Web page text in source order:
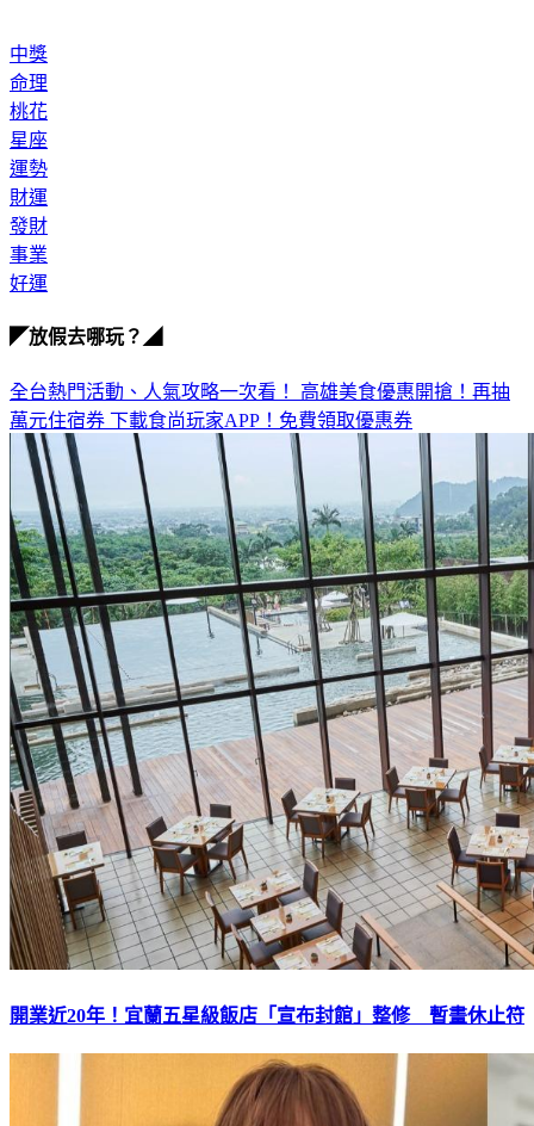
中獎
命理
桃花
星座
運勢
財運
發財
事業
好運
◤放假去哪玩？◢
全台熱門活動、人氣攻略一次看！ 高雄美食優惠開搶！再抽
萬元住宿券 下載食尚玩家APP！免費領取優惠券
開業近20年！宜蘭五星級飯店「宣布封館」整修 暫畫休止符